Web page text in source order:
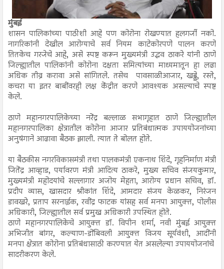
मुंबई
शासन पालिकांच्या पाठीशी आहे पण कोरोना रोखण्यात हलगर्जी नको.
नागरिकांनी देखील आरोग्याचे सर्व नियम काटेकोरपणे पालन करणे
तितकेच गरजेचे आहे, असे स्पष्ट करून मुख्यमंत्री उद्धव ठाकरे यांनी ठाणे
जिल्ह्यातील पालिकांनी कोरोना दक्षता समित्यांच्या माध्यमातून हा लढा
अधिक तीव्र करावा असे सांगितले. तसेच पावसाळीआजार, खड्डे, रस्ते,
कचरा या इतर बाबींवरही लक्ष केंद्रीत करणे आवश्यक असल्याचे स्पष्ट
केले.
ठाणे महानगरपालिकेच्या नरेंद्र बल्लाळ सभागृहात ठाणे जिल्ह्यातील
महानगरपालिका क्षेत्रातील कोरोना आजार प्रतिबंधात्मक उपाययोजनांच्या
अनुषंगाने आढावा बैठक झाली. त्यात ते बोलत होते.
या बैठकीस नगरविकासमंत्री तथा पालकमंत्री एकनाथ शिंदे, गृहनिर्माण मंत्री
जितेंद्र आव्हाड, पर्यावरण मंत्री आदित्य ठाकरे, मुख्य सचिव संजयकुमार,
मुख्यमंत्री महोदयांचे सल्लागार अजोय मेहता, आरोग्य प्रधान सचिव, डॉ.
प्रदीप व्यास, खासदार श्रीकांत शिंदे, आमदार संजय केळकर, निरंजन
डावखरे, प्रताप सरनाईक, रवींद्र फाटक यांसह सर्व मनपा आयुक्त, पोलीस
अधिकारी, जिल्ह्यातील सर्व प्रमुख अधिकारी उपस्थित होते.
ठाणे महानगरपालिकेचे आयुक्त डॉ. विपीन शर्मा, नवी मुंबई आयुक्त
अभिजीत बांगर, कल्याण-डोंबिवली आयुक्त विजय सूर्यवंशी, आदींनी
मनपा क्षेत्रात कोरोना प्रतिबंधासाठी करण्यात येत असलेल्या उपाययोजनांचे
सादरीकरण केले.